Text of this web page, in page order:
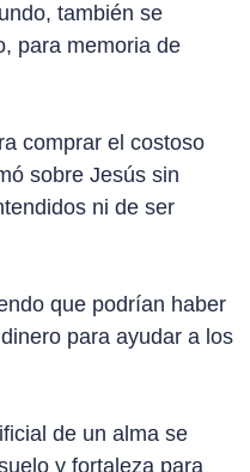
también se
para memoria de
comprar el costoso
sobre Jesús sin
ni de ser
que podrían haber
para ayudar a los
de un alma se
y fortaleza para